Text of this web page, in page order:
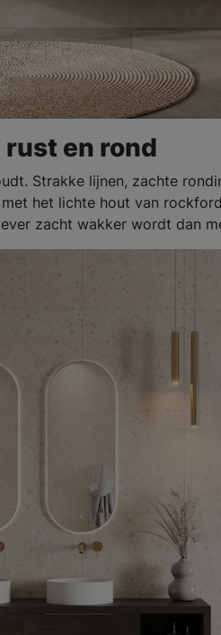
en rond
Strakke lijnen, zachte
het lichte hout van
zacht wakker wordt dan